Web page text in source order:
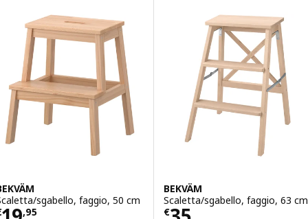
sgabello, faggio, 50 cm
,95
BEKVÄM
Scaletta/sgabello, faggio, 63 cm
€